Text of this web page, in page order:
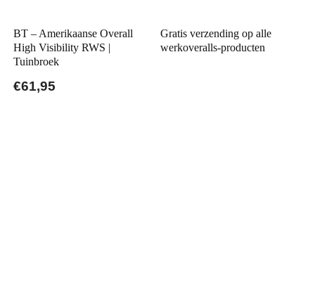
BT – Amerikaanse Overall
High Visibility RWS |
Tuinbroek
€61,95
Gratis verzending op alle
werkoveralls-producten